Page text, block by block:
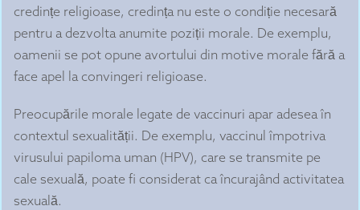
credințe religioase, credința nu este o condiție necesară
pentru a dezvolta anumite poziții morale. De exemplu,
oamenii se pot opune avortului din motive morale fără a
face apel la convingeri religioase.
Preocupările morale legate de vaccinuri apar adesea în
contextul sexualității. De exemplu, vaccinul împotriva
virusului papiloma uman (HPV), care se transmite pe
cale sexuală, poate fi considerat ca încurajând activitatea
sexuală.